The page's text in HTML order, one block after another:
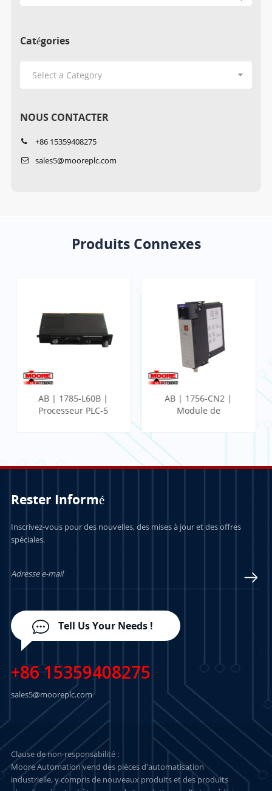
Catégories
NOUS CONTACTER
+86 15359408275
sales5@mooreplc.com
Produits Connexes
AB | 1785-L60B |
Processeur PLC-5
AB | 1756-CN2 |
Module de
Rester Informé
Inscrivez-vous pour des nouvelles, des mises à jour et des offres
spéciales.
Tell Us Your Needs !
+86 15359408275
sales5@mooreplc.com
Clause de non-responsabilité :
Moore Automation vend des pièces d'automatisation
industrielle, y compris de nouveaux produits et des produits